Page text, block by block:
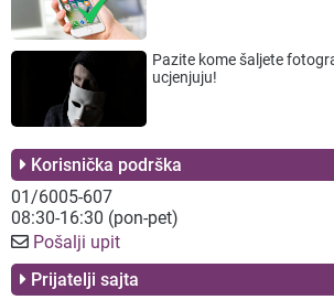
Pazite kome šaljete
ucjenjuju!
Korisnička podrška
01/6005-607
08:30-16:30 (pon-pet)
Pošalji upit
Prijatelji sajta